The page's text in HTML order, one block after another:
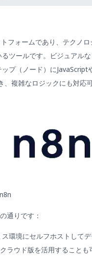
フォームであり、テクノロ
ツールです。ビジュアル
プ（ノード）にJavaScript
、複雑なロジックにも対応
通りです：
ス環境にセルフホストして
ラウド版を活用することも